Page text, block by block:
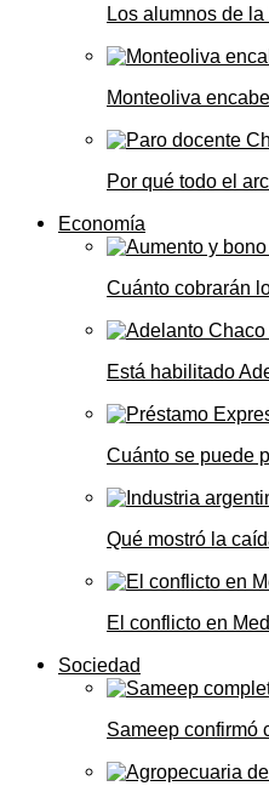
Los alumnos de
Monteoliva
Por qué todo el
Economía
Cuánto cobrarán
Está habilitado
Cuánto se puede
Qué mostró la
El conflicto en
Sociedad
Sameep confirmó